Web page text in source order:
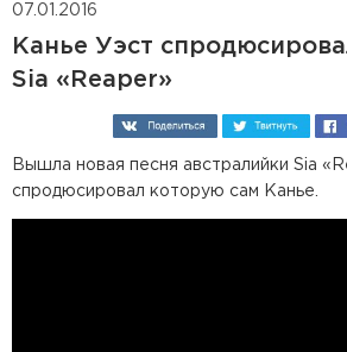
07.01.2016
Канье Уэст
Sia «Reaper»
Вышла новая песня австралийки Sia
спродюсировал которую сам Канье.